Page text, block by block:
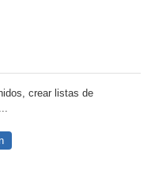
crear listas de